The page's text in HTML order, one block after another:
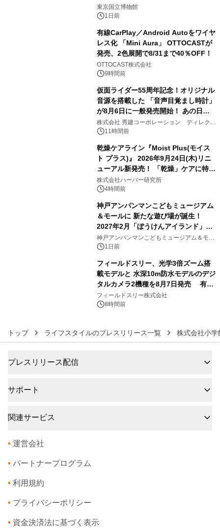
東京国立博物館
1日前
有線CarPlay／Android Autoをワイヤ
レス化 「Mini Aura」 OTTOCASTが
発売、2色展開で8/31まで40％OFF！
OTTOCAST株式会社
9時間前
仮面ライダー55周年記念！オリジナル
音源を搭載した 「音声目覚まし時計」
が8月6日に一般発売開始！ あの日の
大興奮が今甦る
株式会社 秀建コーポレーション ディレクト
アートギャラリー
11時間前
乾燥ケアライン『Moist Plus(モイス
ト プラス)』 2026年9月24日(木)リニ
ューアル新発売！ 「乾燥」ケアに特化
し、ライン使いで潤いに満ちた肌へ
株式会社ハーバー研究所
4時間前
神戸アンパンマンこどもミュージアム
＆モールに 新たな遊び場が誕生！
2027年2月「ぼうけんアイランド」が
オープン
神戸アンパンマンこどもミュージアム＆モー
ル 1日前
フィールドスリー、光学3倍ズーム搭
載モデルと 水深10m防水モデルのデジ
タルカメラ2機種を8月7日発売 有効
約1300万画素、用途別に選べるコンデ
ジ新登場
フィールドスリー株式会社
8時間前
トップ ライフスタイルのプレスリリース一覧 株式会社小
プレスリリース配信
サポート
関連サービス
• 運営会社
• パートナープログラム
• 利用規約
• プライバシーポリシー
• 資金決済法に基づく表示